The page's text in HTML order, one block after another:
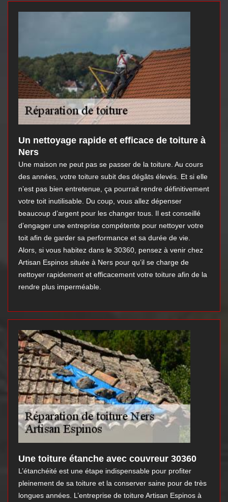
Un nettoyage rapide et efficace de toiture à
Ners
Une maison ne peut pas se passer de la toiture. Au cours
des années, votre toiture subit des dégâts élevés. Et si elle
n’est pas bien entretenue, ça pourrait rendre définitivement
votre toit inutilisable. Du coup, vous allez dépenser
beaucoup d’argent pour les changer tous. Il est conseillé
d’engager une entreprise compétente pour nettoyer votre
toit afin de garder sa performance et sa durée de vie.
Alors, si vous habitez dans le 30360, pensez à venir chez
Artisan Espinos située à Ners pour qu’il se charge de
nettoyer rapidement et efficacement votre toiture afin de la
rendre plus imperméable.
Une toiture étanche avec couvreur 30360
L’étanchéité est une étape indispensable pour profiter
pleinement de sa toiture et la conserver saine pour de très
longues années. L’entreprise de toiture Artisan Espinos à